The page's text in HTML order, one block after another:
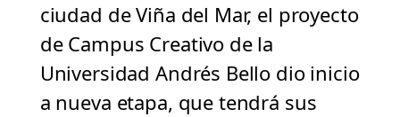
ciudad de Viña del Mar, el proyecto
de Campus Creativo de la
Universidad Andrés Bello dio inicio
a nueva etapa, que tendrá sus